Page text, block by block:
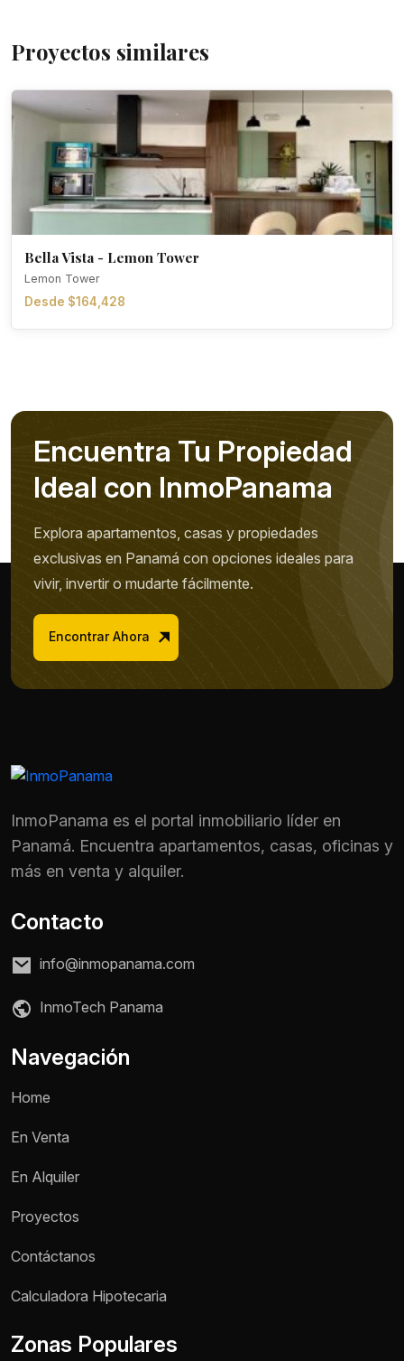
Teléfono / WhatsApp *
Proyectos similares
Bella Vista - Lemon Tower
Lemon Tower
Desde $164,428
Encuentra Tu Propiedad
Ideal con InmoPanama
Explora apartamentos, casas y propiedades
exclusivas en Panamá con opciones ideales para
vivir, invertir o mudarte fácilmente.
Encontrar Ahora
InmoPanama es el portal inmobiliario líder en
Panamá. Encuentra apartamentos, casas, oficinas y
más en venta y alquiler.
Contacto
info@inmopanama.com
InmoTech Panama
Navegación
Home
En Venta
En Alquiler
Proyectos
Contáctanos
Calculadora Hipotecaria
Zonas Populares